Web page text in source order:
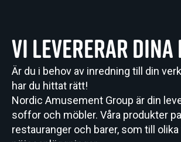
Vi levererar dina
Är du i behov av inredning till din
har du hittat rätt!
Nordic Amusement Group är din
soffor och möbler. Våra produkter
restauranger och barer, som till